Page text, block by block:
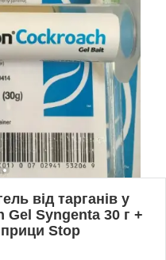
від тарганів у
Syngenta 30 г +
Stop